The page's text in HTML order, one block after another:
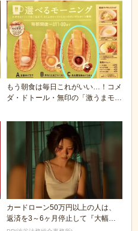
もう朝食は毎日これがいい…！コメ
ダ・ドトール・無印の「激うまモー
カードローン50万円以上の人は、
返済を3～6ヶ月停止して『大幅に
減額してから返済...